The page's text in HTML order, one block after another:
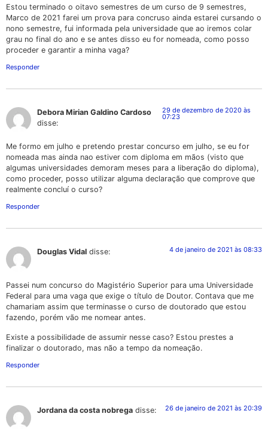
Estou terminado o oitavo semestres de um curso de 9 semestres,
Marco de 2021 farei um prova para concruso ainda estarei cursando o
nono semestre, fui informada pela universidade que ao iremos colar
grau no final do ano e se antes disso eu for nomeada, como posso
proceder e garantir a minha vaga?
Responder
Debora Mirian Galdino Cardoso
disse:
29 de dezembro de 2020 às
07:23
Me formo em julho e pretendo prestar concurso em julho, se eu for
nomeada mas ainda nao estiver com diploma em mãos (visto que
algumas universidades demoram meses para a liberação do diploma),
como proceder, posso utilizar alguma declaração que comprove que
realmente concluí o curso?
Responder
Douglas Vidal disse: 4 de janeiro de 2021 às 08:33
Passei num concurso do Magistério Superior para uma Universidade
Federal para uma vaga que exige o título de Doutor. Contava que me
chamariam assim que terminasse o curso de doutorado que estou
fazendo, porém vão me nomear antes.
Existe a possibilidade de assumir nesse caso? Estou prestes a
finalizar o doutorado, mas não a tempo da nomeação.
Responder
Jordana da costa nobrega disse: 26 de janeiro de 2021 às 20:39